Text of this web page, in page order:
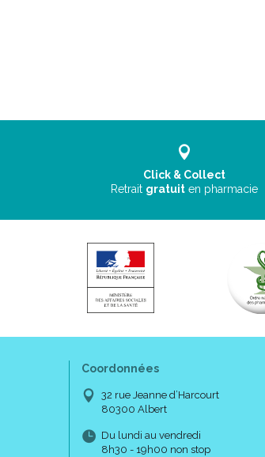
Click & Collect
Retrait gratuit en pharmacie
Coordonnées
32 rue Jeanne d’Harcourt
80300 Albert
Du lundi au vendredi
8h30 - 19h00 non stop